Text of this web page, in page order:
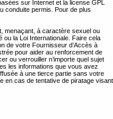
sur Internet et la license GPL
conduite permis. Pour de plus
menaçant, à caractère sexuel ou
la Loi Internationale. Faire cela
de votre Fournisseur d’Accès à
pour aider au renforcement de
ou verrouiller n’importe quel sujet
les informations que vous avez
à une tierce partie sans votre
en cas de tentative de piratage visant